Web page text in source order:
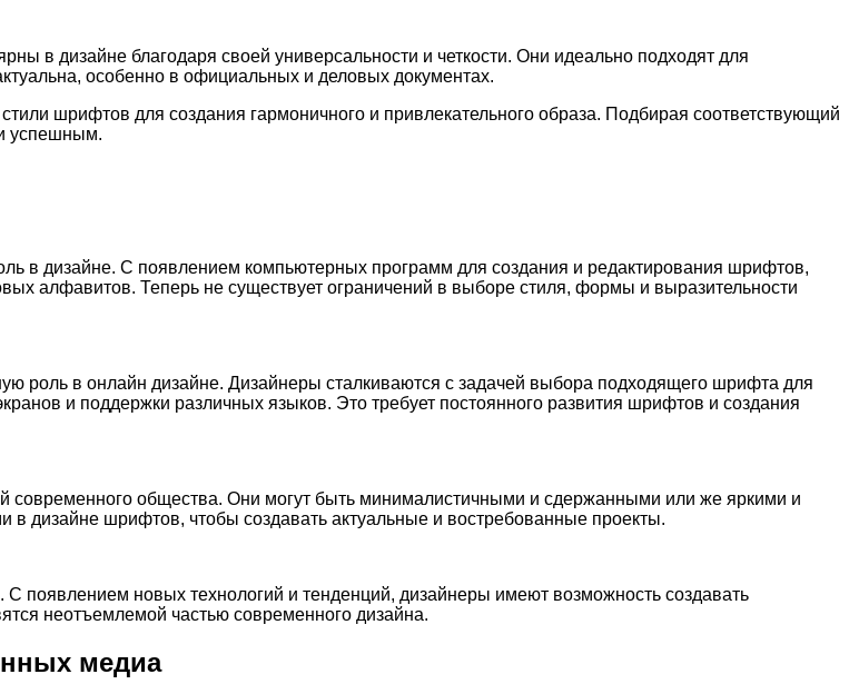
в дизайне благодаря своей универсальности и четкости. Они идеально подходят для
особенно в официальных и деловых документах.
шрифтов для создания гармоничного и привлекательного образа. Подбирая соответствующий
успешным.
в дизайне. С появлением компьютерных программ для создания и редактирования шрифтов,
алфавитов. Теперь не существует ограничений в выборе стиля, формы и выразительности
роль в онлайн дизайне. Дизайнеры сталкиваются с задачей выбора подходящего шрифта для
и поддержки различных языков. Это требует постоянного развития шрифтов и создания
общества. Они могут быть минималистичными и сдержанными или же яркими и
дизайне шрифтов, чтобы создавать актуальные и востребованные проекты.
появлением новых технологий и тенденций, дизайнеры имеют возможность создавать
неотъемлемой частью современного дизайна.
медиа